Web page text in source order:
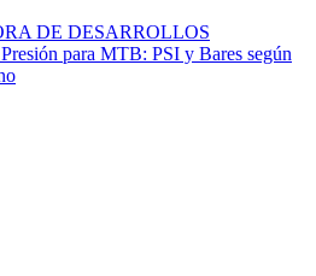
DE DESARROLLOS
para MTB: PSI y Bares según